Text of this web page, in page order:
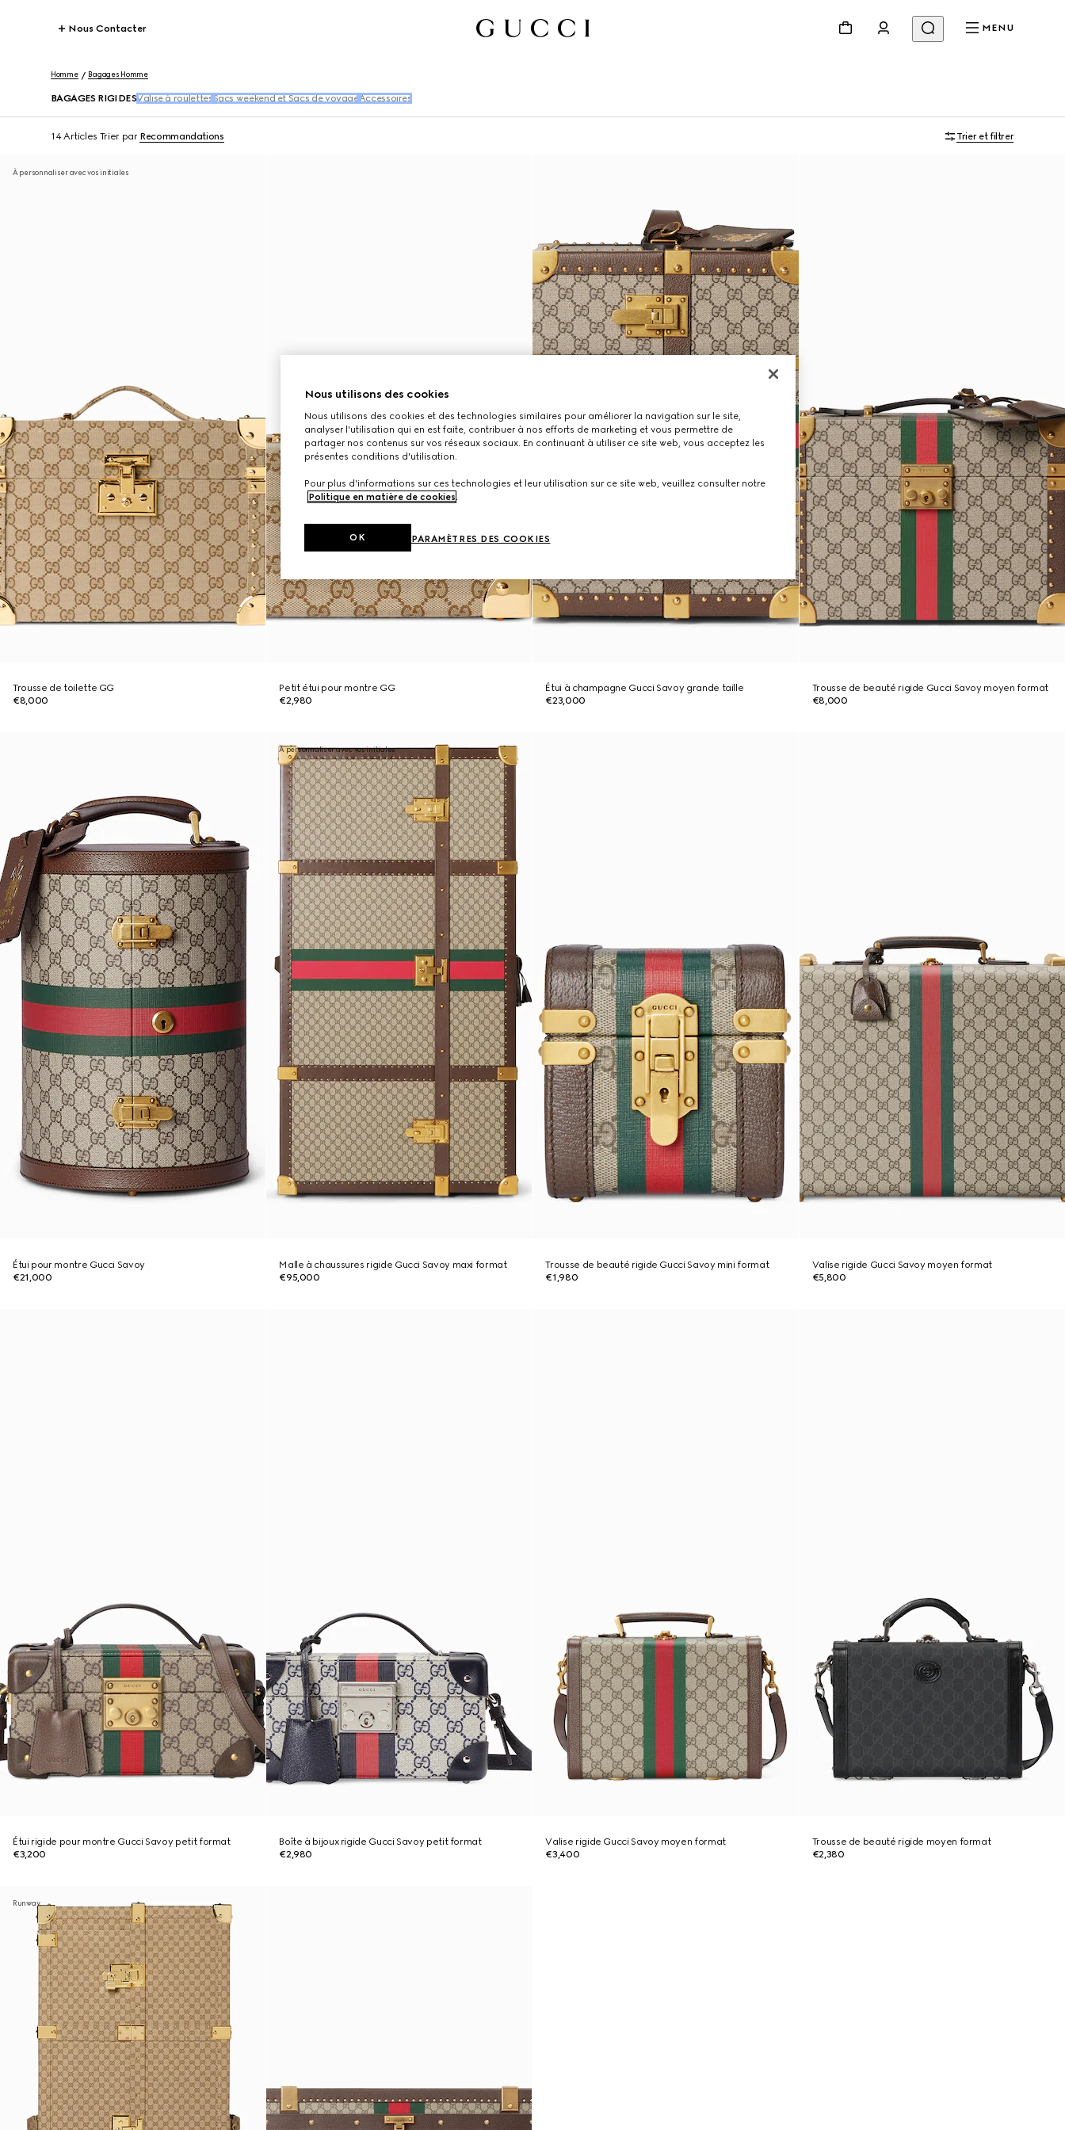
Nous Contacter MENU
Homme Bagages Homme
BAGAGES RIGIDES Valise à roulettes Sacs weekend et Sacs de voyage Accessoires
14 Articles Trier par Recommandations Trier et filtrer
À personnaliser avec vos initiales
Trousse de toilette GG
€8,000
Petit étui pour montre GG
€2,980
Étui à champagne Gucci Savoy grande taille
€23,000
Trousse de beauté rigide Gucci Savoy moyen format
€8,000
Étui pour montre Gucci Savoy
€21,000
À personnaliser avec vos initiales
Malle à chaussures rigide Gucci Savoy maxi format
€95,000
Trousse de beauté rigide Gucci Savoy mini format
€1,980
Valise rigide Gucci Savoy moyen format
€5,800
Étui rigide pour montre Gucci Savoy petit format
€3,200
Boîte à bijoux rigide Gucci Savoy petit format
€2,980
Valise rigide Gucci Savoy moyen format
€3,400
Trousse de beauté rigide moyen format
€2,380
Runway
Nous utilisons des cookies
Nous utilisons des cookies et des technologies similaires pour améliorer la navigation sur le site,
analyser l'utilisation qui en est faite, contribuer à nos efforts de marketing et vous permettre de
partager nos contenus sur vos réseaux sociaux. En continuant à utiliser ce site web, vous acceptez les
présentes conditions d'utilisation.
Pour plus d'informations sur ces technologies et leur utilisation sur ce site web, veuillez consulter notre
Politique en matière de cookies.
PARAMÈTRES DES COOKIES
OK